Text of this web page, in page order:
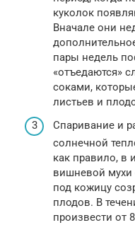
куколок
Вначале они
пары недель
«отъедаются»
соками,
листьев и
Спаривание и
солнечной
как правило, в
вишневой мухи
под кожицу
плодов. В
произвести от